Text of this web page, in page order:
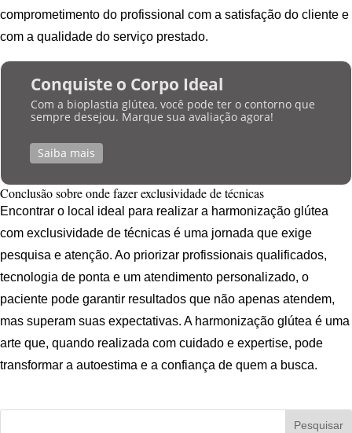
comprometimento do profissional com a satisfação do cliente e
com a qualidade do serviço prestado.
Conquiste o Corpo Ideal
Com a bioplastia glútea, você pode ter o contorno que
sempre desejou. Marque sua avaliação agora!
Saiba mais
Conclusão sobre onde fazer exclusividade de técnicas
Encontrar o local ideal para realizar a harmonização glútea
com exclusividade de técnicas é uma jornada que exige
pesquisa e atenção. Ao priorizar profissionais qualificados,
tecnologia de ponta e um atendimento personalizado, o
paciente pode garantir resultados que não apenas atendem,
mas superam suas expectativas. A harmonização glútea é uma
arte que, quando realizada com cuidado e expertise, pode
transformar a autoestima e a confiança de quem a busca.
Pesquisar